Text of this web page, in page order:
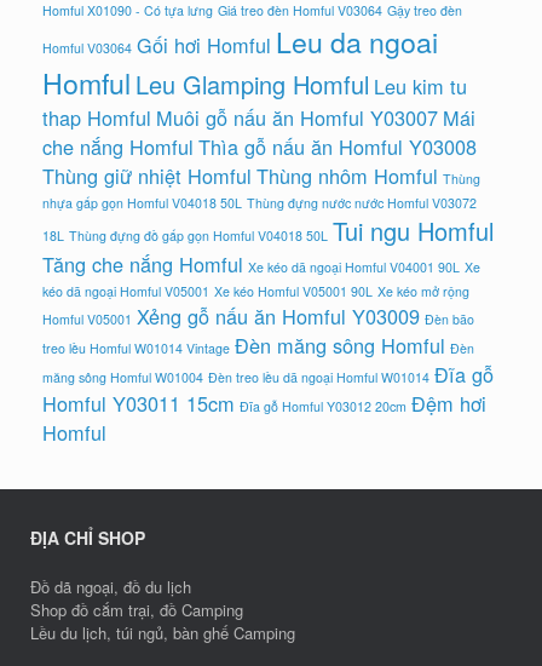
Homful X01090 - Có tựa lưng Giá treo đèn Homful V03064 Gậy treo đèn
Homful V03064 Gối hơi Homful Leu da ngoai
Homful Leu Glamping Homful Leu kim tu
thap Homful Muôi gỗ nấu ăn Homful Y03007 Mái
che nắng Homful Thìa gỗ nấu ăn Homful Y03008
Thùng giữ nhiệt Homful Thùng nhôm Homful Thùng
nhựa gấp gọn Homful V04018 50L Thùng đựng nước nước Homful V03072
18L Thùng đựng đồ gấp gọn Homful V04018 50L Tui ngu Homful
Tăng che nắng Homful Xe kéo dã ngoại Homful V04001 90L Xe
kéo dã ngoại Homful V05001 Xe kéo Homful V05001 90L Xe kéo mở rộng
Homful V05001 Xẻng gỗ nấu ăn Homful Y03009 Đèn bão
treo lều Homful W01014 Vintage Đèn măng sông Homful Đèn
măng sông Homful W01004 Đèn treo lều dã ngoại Homful W01014 Đĩa gỗ
Homful Y03011 15cm Đĩa gỗ Homful Y03012 20cm Đệm hơi
Homful
ĐỊA CHỈ SHOP
Đồ dã ngoại, đồ du lịch
Shop đồ cắm trại, đồ Camping
Lều du lịch, túi ngủ, bàn ghế Camping